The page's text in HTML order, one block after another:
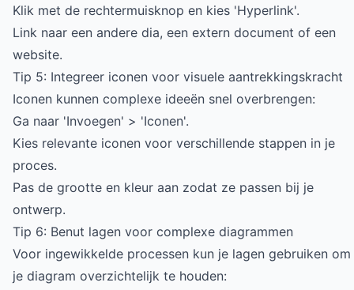
Klik met de rechtermuisknop en kies 'Hyperlink'.
Link naar een andere dia, een extern document of een
website.
Tip 5: Integreer iconen voor visuele aantrekkingskracht
Iconen kunnen complexe ideeën snel overbrengen:
Ga naar 'Invoegen' > 'Iconen'.
Kies relevante iconen voor verschillende stappen in je
proces.
Pas de grootte en kleur aan zodat ze passen bij je
ontwerp.
Tip 6: Benut lagen voor complexe diagrammen
Voor ingewikkelde processen kun je lagen gebruiken om
je diagram overzichtelijk te houden: